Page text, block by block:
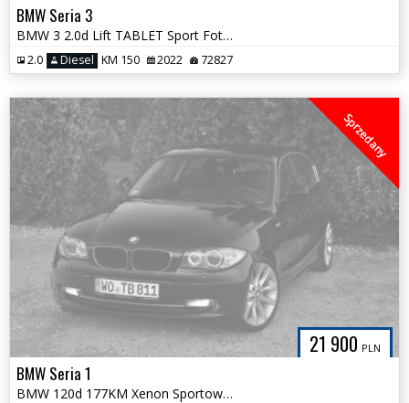
BMW Seria 3
BMW 3 2.0d Lift TABLET Sport Fotele 100%Bezwypadkowa Grzana Kierownica
2.0 Diesel KM 150 2022 72827
21 900 PLN
Sprzedany
BMW Seria 1
BMW 120d 177KM Xenon Sportowe Fotele NOWY ROZRZĄD Serwis ASO Śliczna